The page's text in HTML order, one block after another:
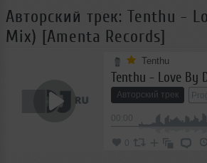
Авторский трек: Tenthu -
Mix) [Amenta Records]
Tenthu
Авторский трек